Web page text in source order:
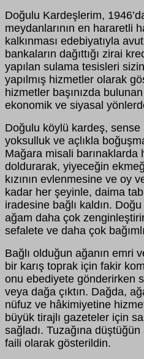
Doğulu Kardeşlerim,
meydanlarının en hararetli
kalkınması edebiyatıyla
bankaların dağıttığı zirai
yapılan sulama tesisleri
yapılmış hizmetler olarak
hizmetler başınızda
ekonomik ve siyasal
Doğulu köylü kardeş, sense
yoksulluk ve açlıkla
Mağara misali barınaklarda
doldurarak, yiyeceğin
kızının evlenmesine ve oy
kadar her şeyinle, daima
iradesine bağlı kaldın.
ağam daha çok
sefalete ve daha çok
Bağlı olduğun ağanın emri
bir karış toprak için fakir
onu ebediyete gönderirken
veya dağa çıktın. Dağda,
nüfuz ve hâkimiyetine
büyük tirajlı gazeteler için
sağladı. Tuzağına
faili olarak gösterildin.